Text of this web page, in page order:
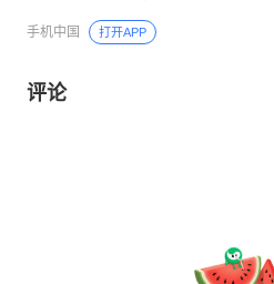
手机中国 打开APP
评论